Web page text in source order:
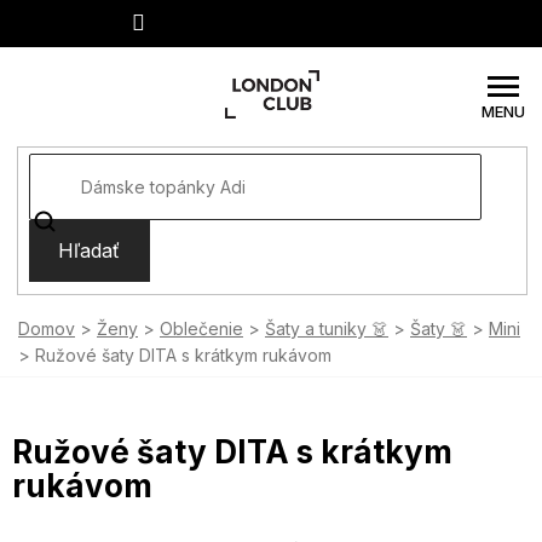
Hľadať
Domov Ženy Oblečenie Šaty a tuniky 👗 Šaty 👗
Mini
Ružové šaty DITA s krátkym rukávom
Ružové šaty DITA s krátkym
rukávom